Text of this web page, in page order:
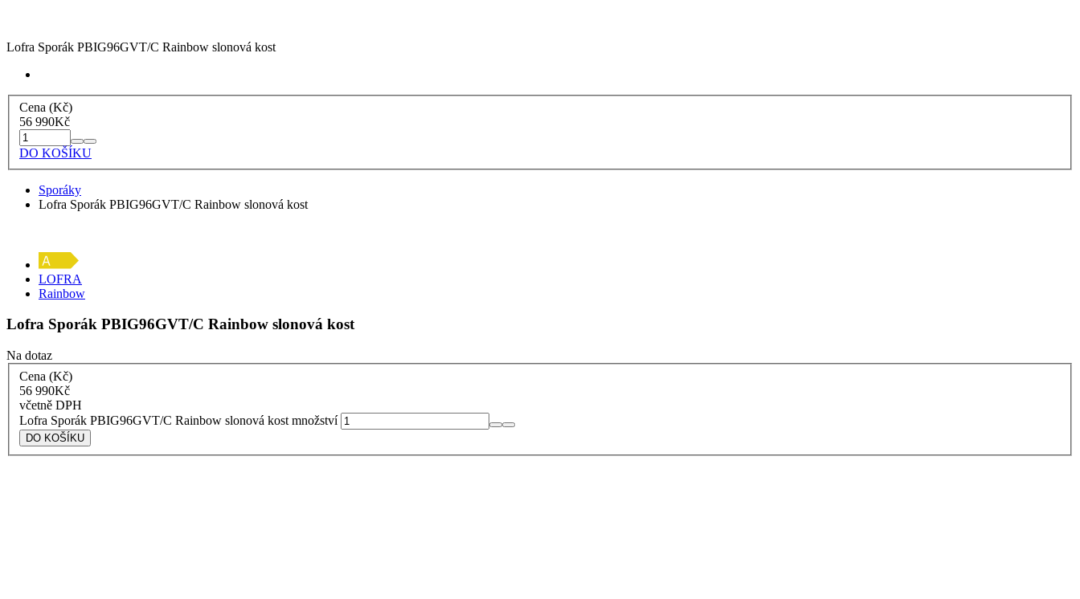
Lofra Sporák PBIG96GVT/C Rainbow slonová kost
Cena (Kč)
56 990Kč
DO KOŠÍKU
Sporáky
Lofra Sporák PBIG96GVT/C Rainbow slonová kost
LOFRA
Rainbow
Lofra Sporák PBIG96GVT/C Rainbow slonová kost
Na dotaz
Cena (Kč)
56 990Kč
včetně DPH
Lofra Sporák PBIG96GVT/C Rainbow slonová kost množství
DO KOŠÍKU